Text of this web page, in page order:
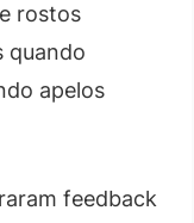
rostos
quando
apelos
feedback